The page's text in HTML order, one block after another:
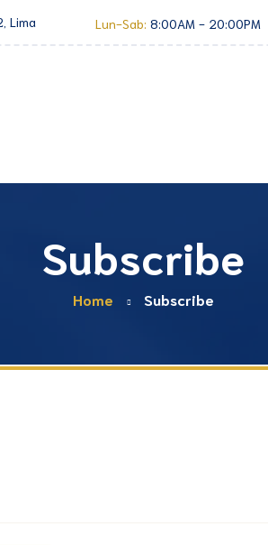
Lima Lun-Sab: 8:00AM - 20:00PM
Subscribe
Home Subscribe